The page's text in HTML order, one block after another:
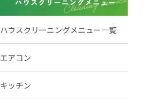
ハウスクリーニングメニュー一覧
エアコン
キッチン